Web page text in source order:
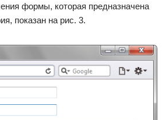
формы, которая предназначена
показан на рис. 3.